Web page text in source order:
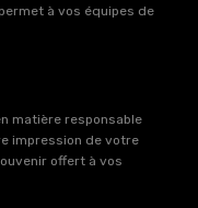
à vos équipes de
matière responsable
impression de votre
offert à vos